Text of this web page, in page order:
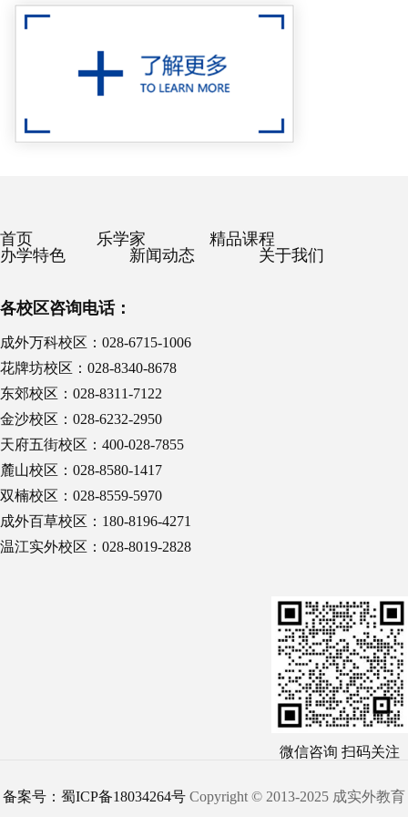
首页 乐学家
精品课程
办学特色
新闻动态 关于我们
各校区咨询电话：
成外万科校区：028-6715-1006
花牌坊校区：028-8340-8678
东郊校区：028-8311-7122
金沙校区：028-6232-2950
天府五街校区：400-028-7855
麓山校区：028-8580-1417
双楠校区：028-8559-5970
成外百草校区：180-8196-4271
温江实外校区：028-8019-2828
微信咨询 扫码关注
备案号：蜀ICP备18034264号 Copyright © 2013-2025 成实外教育